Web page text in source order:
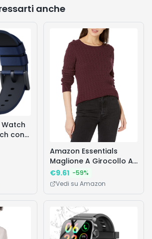
anche
Watch
con
AI e
Amazon Essentials
Maglione A Girocollo A
Coste Leggero A
Manica Lunga
Forti) Donna, Bordeaux,
€9.61 -59%
Vedi su Amazon